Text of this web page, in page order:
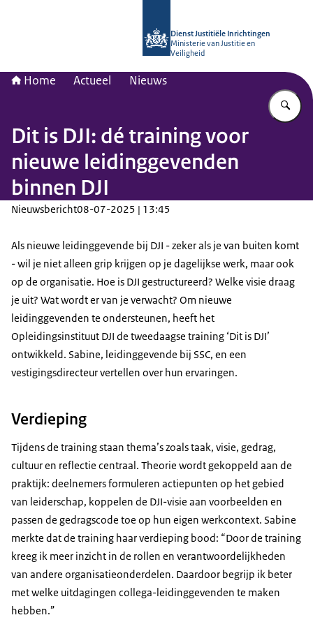
Dienst Justitiële Inrichtingen
Ministerie van Justitie en
Veiligheid
Home Actueel Nieuws
Dit is DJI: dé training voor
nieuwe leidinggevenden
binnen DJI
Nieuwsbericht08-07-2025 | 13:45
Als nieuwe leidinggevende bij DJI - zeker als je van buiten komt
- wil je niet alleen grip krijgen op je dagelijkse werk, maar ook
op de organisatie. Hoe is DJI gestructureerd? Welke visie draag
je uit? Wat wordt er van je verwacht? Om nieuwe
leidinggevenden te ondersteunen, heeft het
Opleidingsinstituut DJI de tweedaagse training ‘Dit is DJI’
ontwikkeld. Sabine, leidinggevende bij SSC, en een
vestigingsdirecteur vertellen over hun ervaringen.
Verdieping
Tijdens de training staan thema’s zoals taak, visie, gedrag,
cultuur en reflectie centraal. Theorie wordt gekoppeld aan de
praktijk: deelnemers formuleren actiepunten op het gebied
van leiderschap, koppelen de DJI-visie aan voorbeelden en
passen de gedragscode toe op hun eigen werkcontext. Sabine
merkte dat de training haar verdieping bood: “Door de training
kreeg ik meer inzicht in de rollen en verantwoordelijkheden
van andere organisatieonderdelen. Daardoor begrijp ik beter
met welke uitdagingen collega-leidinggevenden te maken
hebben.”